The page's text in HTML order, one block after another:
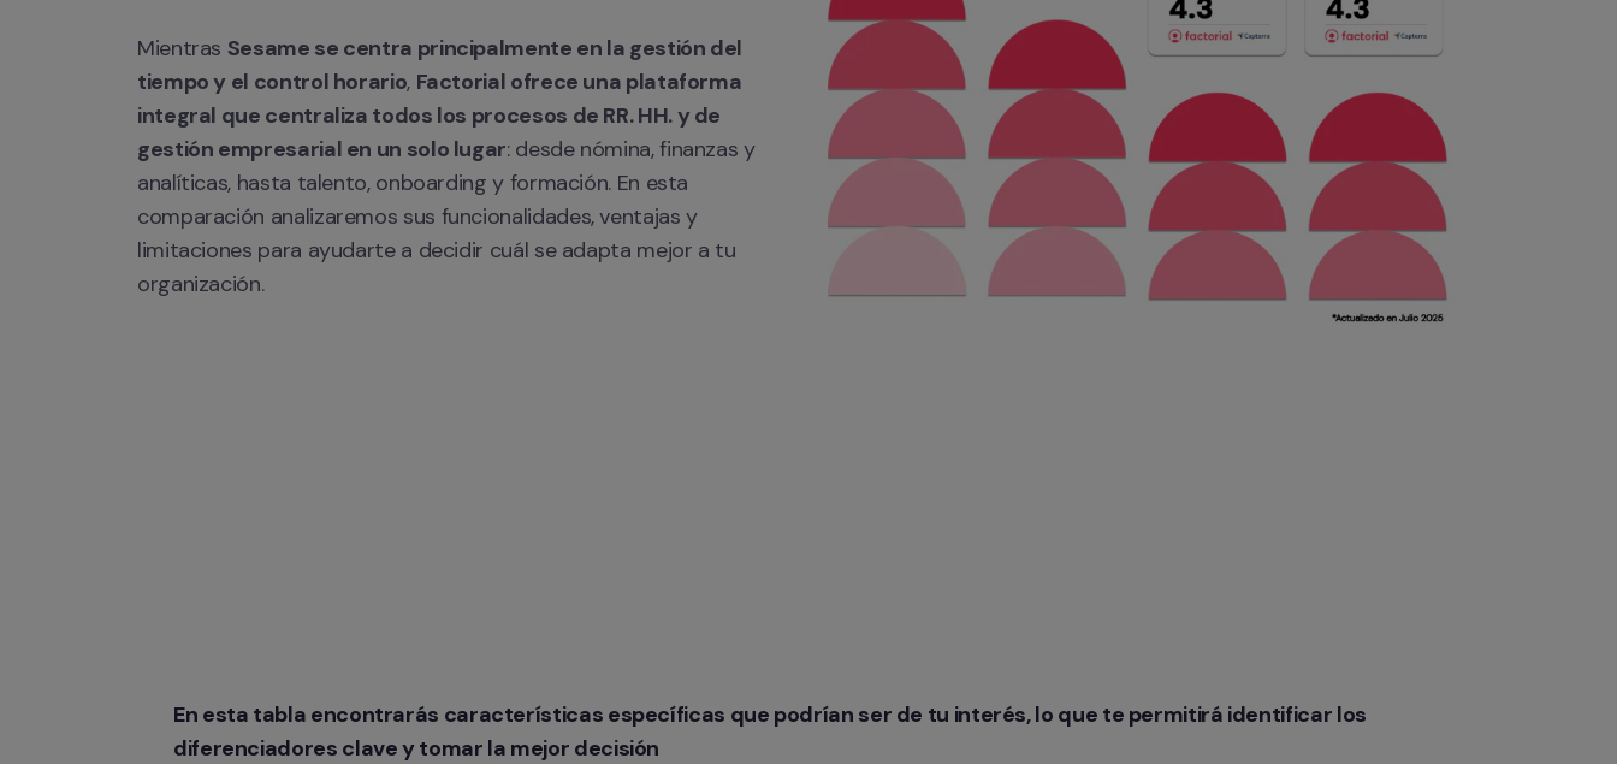
Mientras Sesame se centra principalmente en la gestión del
tiempo y el control horario, Factorial ofrece una plataforma
integral que centraliza todos los procesos de RR. HH. y de
gestión empresarial en un solo lugar: desde nómina, finanzas y
analíticas, hasta talento, onboarding y formación. En esta
comparación analizaremos sus funcionalidades, ventajas y
limitaciones para ayudarte a decidir cuál se adapta mejor a tu
organización.
En esta tabla encontrarás características específicas que podrían ser de tu interés, lo que te permitirá identificar los
diferenciadores clave y tomar la mejor decisión